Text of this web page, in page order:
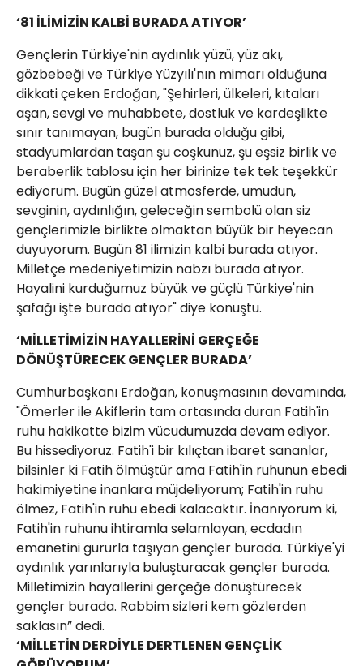
‘81 İLİMİZİN KALBİ BURADA ATIYOR’
Gençlerin Türkiye'nin aydınlık yüzü, yüz akı,
gözbebeği ve Türkiye Yüzyılı'nın mimarı olduğuna
dikkati çeken Erdoğan, "Şehirleri, ülkeleri, kıtaları
aşan, sevgi ve muhabbete, dostluk ve kardeşlikte
sınır tanımayan, bugün burada olduğu gibi,
stadyumlardan taşan şu coşkunuz, şu eşsiz birlik ve
beraberlik tablosu için her birinize tek tek teşekkür
ediyorum. Bugün güzel atmosferde, umudun,
sevginin, aydınlığın, geleceğin sembolü olan siz
gençlerimizle birlikte olmaktan büyük bir heyecan
duyuyorum. Bugün 81 ilimizin kalbi burada atıyor.
Milletçe medeniyetimizin nabzı burada atıyor.
Hayalini kurduğumuz büyük ve güçlü Türkiye'nin
şafağı işte burada atıyor" diye konuştu.
‘MİLLETİMİZİN HAYALLERİNİ GERÇEĞE
DÖNÜŞTÜRECEK GENÇLER BURADA’
Cumhurbaşkanı Erdoğan, konuşmasının devamında,
"Ömerler ile Akiflerin tam ortasında duran Fatih'in
ruhu hakikatte bizim vücudumuzda devam ediyor.
Bu hissediyoruz. Fatih'i bir kılıçtan ibaret sananlar,
bilsinler ki Fatih ölmüştür ama Fatih'in ruhunun ebedi
hakimiyetine inanlara müjdeliyorum; Fatih'in ruhu
ölmez, Fatih'in ruhu ebedi kalacaktır. İnanıyorum ki,
Fatih'in ruhunu ihtiramla selamlayan, ecdadın
emanetini gururla taşıyan gençler burada. Türkiye'yi
aydınlık yarınlarıyla buluşturacak gençler burada.
Milletimizin hayallerini gerçeğe dönüştürecek
gençler burada. Rabbim sizleri kem gözlerden
saklasın” dedi.
‘MİLLETİN DERDİYLE DERTLENEN GENÇLİK